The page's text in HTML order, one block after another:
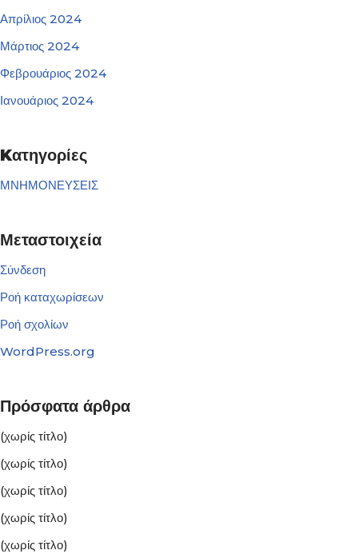
Απρίλιος 2024
Μάρτιος 2024
Φεβρουάριος 2024
Ιανουάριος 2024
Kατηγορίες
ΜΝΗΜΟΝΕΥΣΕΙΣ
Μεταστοιχεία
Σύνδεση
Ροή καταχωρίσεων
Ροή σχολίων
WordPress.org
Πρόσφατα άρθρα
(χωρίς τίτλο)
(χωρίς τίτλο)
(χωρίς τίτλο)
(χωρίς τίτλο)
(χωρίς τίτλο)